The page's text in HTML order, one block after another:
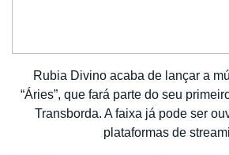
Rubia Divino acaba de lançara
“Áries”, que fará parte do seu
Transborda. A faixa já pode ser
plataformas de